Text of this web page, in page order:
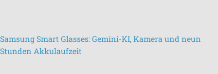
Samsung Smart Glasses: Gemini-KI, Kamera und neun
Stunden Akkulaufzeit